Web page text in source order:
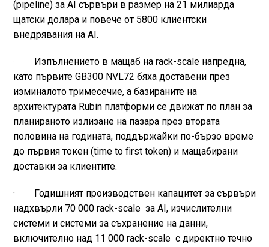
(pipeline) за AI сървъри в размер на 21 милиарда
щатски долара и повече от 5800 клиентски
внедрявания на AI.
· Изпълнението в мащаб на rack-scale напредна,
като първите GB300 NVL72 бяха доставени през
изминалото тримесечие, а базираните на
архитектурата Rubin платформи се движат по план за
планираното излизане на пазара през втората
половина на годината, поддържайки по-бързо време
до първия токен (time to first token) и мащабирани
доставки за клиентите.
· Годишният производствен капацитет за сървъри
надхвърли 70 000 rack-scale за AI, изчислителни
системи и системи за съхранение на данни,
включително над 11 000 rack-scale с директно течно